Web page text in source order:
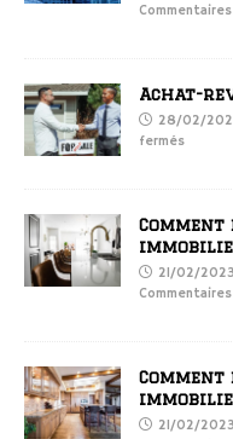
Achat-
28/02/
fermés
21/02/2023
21/02/2023